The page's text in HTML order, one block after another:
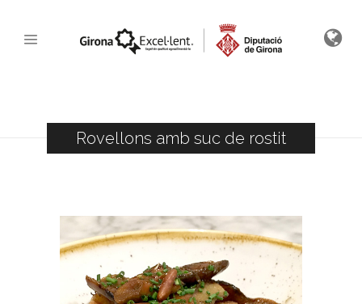
Rovellons amb suc de rostit